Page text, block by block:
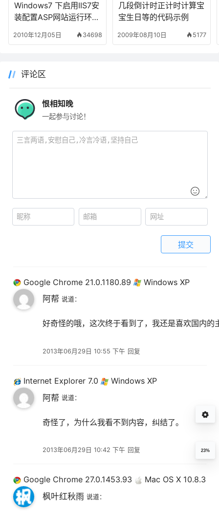
Windows7 下启用IIS7安
装配置ASP网站运行环境
2010年12月05日 34698
几段倒计时正计时计算宝
宝生日等的代码示例
2009年08月10日 5177
评论区
恨相知晚
一起参与讨论！
提交
阿帮 说道：
2013年06月29日 10:55 下午
Google Chrome 21.0.1180.89 Windows XP
好奇怪的哦，这次终于看到了，我还是喜欢国内
回复
阿帮 说道：
2013年06月29日 10:42 下午
Internet Explorer 7.0 Windows XP
奇怪了，为什么我看不到内容，纠结了。
回复
枫叶红秋雨 说道：
Google Chrome 27.0.1453.93 Mac OS X 10.8.3
23%